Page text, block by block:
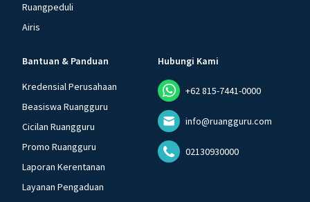
Ruangpeduli
Airis
Bantuan & Panduan
Kredensial Perusahaan
Beasiswa Ruangguru
Cicilan Ruangguru
Promo Ruangguru
Laporan Kerentanan
Layanan Pengaduan
Hubungi Kami
+62 815-7441-0000
info@ruangguru.com
02130930000